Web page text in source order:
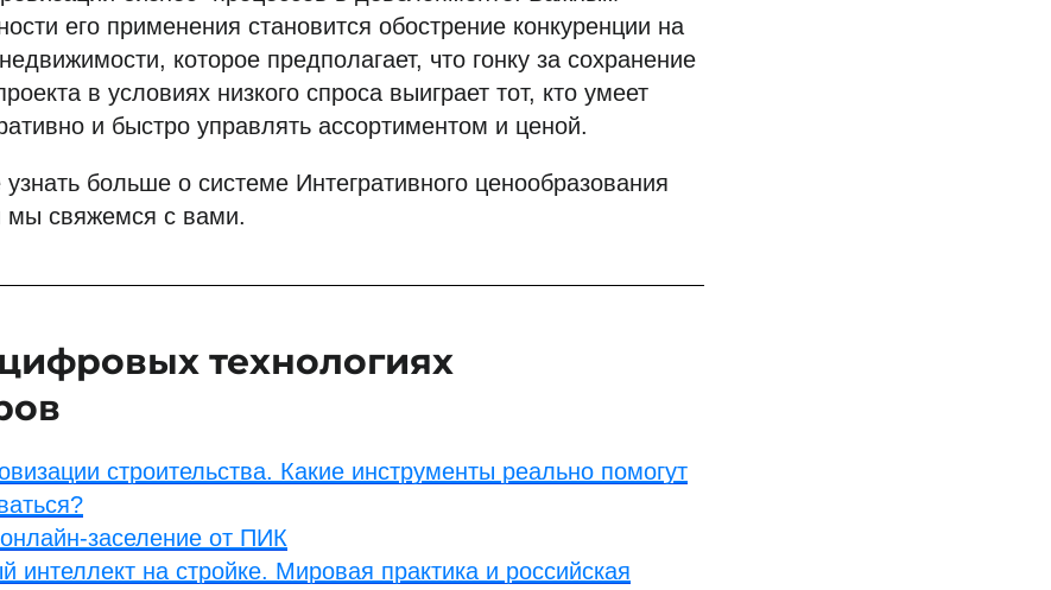
его применения становится обострение конкуренции на
которое предполагает, что гонку за сохранение
в условиях низкого спроса выиграет тот, кто умеет
и быстро управлять ассортиментом и ценой.
больше о системе Интегративного ценообразования
мы свяжемся с вами.
технологиях
строительства. Какие инструменты реально помогут
заселение от ПИК
интеллект на стройке. Мировая практика и российская